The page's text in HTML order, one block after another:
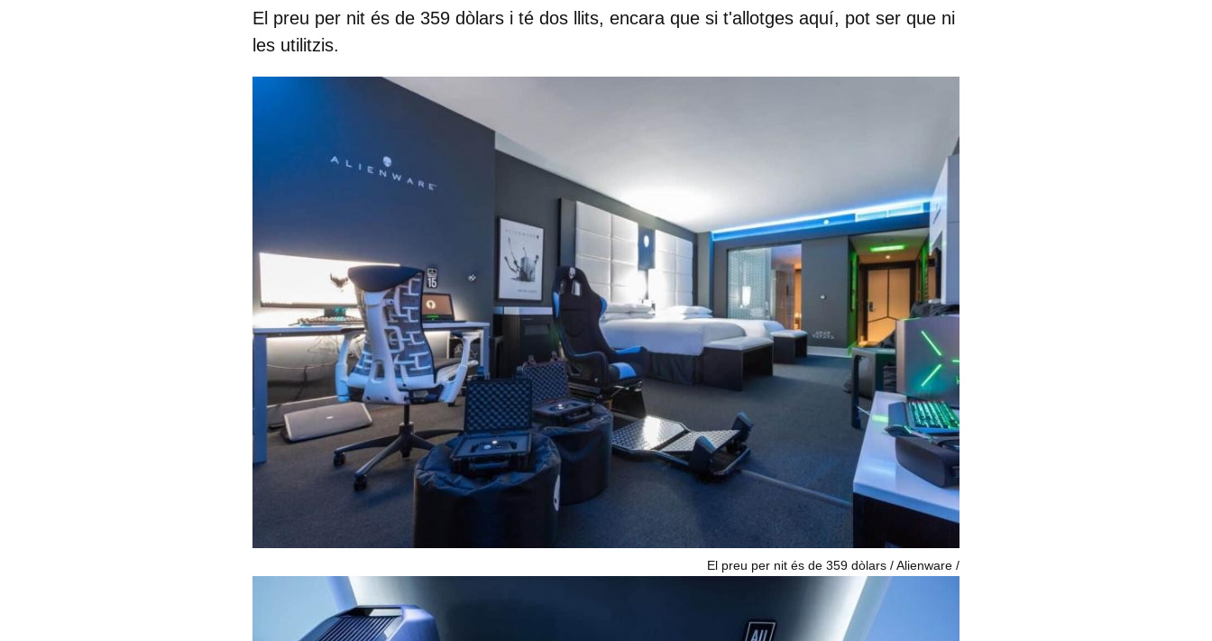
El preu per nit és de 359 dòlars i té dos llits, encara que si t'allotges aquí, pot ser que ni
les utilitzis.
El preu per nit és de 359 dòlars / Alienware